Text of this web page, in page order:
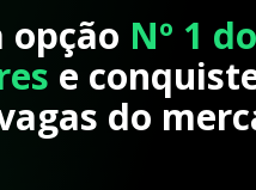
opção Nº 1
e
do